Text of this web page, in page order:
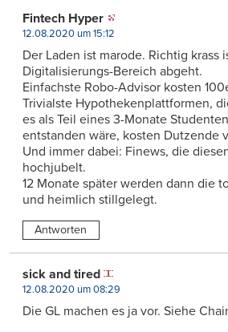
Fintech Hyper
12.08.2020 um 15:12
Der Laden ist marode. Richtig krass
Digitalisierungs-Bereich abgeht.
Einfachste Robo-Advisor kosten
Trivialste Hypothekenplattformen,
es als Teil eines 3-Monate
entstanden wäre, kosten Dutzende
Und immer dabei: Finews, die
hochjubelt.
12 Monate später werden dann die
und heimlich stillgelegt.
Antworten
sick and tired
12.08.2020 um 08:29
Die GL machen es ja vor. Siehe